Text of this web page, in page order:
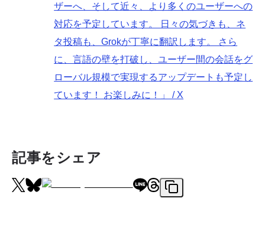
ザーへ、そして近々、より多くのユーザーへの
対応を予定しています。 日々の気づきも、ネ
タ投稿も、Grokが丁寧に翻訳します。 さら
に、言語の壁を打破し、ユーザー間の会話をグ
ローバル規模で実現するアップデートも予定し
ています！ お楽しみに！」 / X
記事をシェア